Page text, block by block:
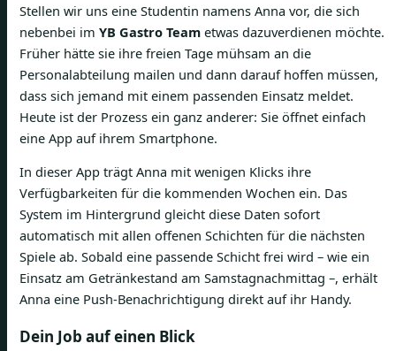
Stellen wir uns eine Studentin namens Anna vor, die sich
nebenbei im YB Gastro Team etwas dazuverdienen möchte.
Früher hätte sie ihre freien Tage mühsam an die
Personalabteilung mailen und dann darauf hoffen müssen,
dass sich jemand mit einem passenden Einsatz meldet.
Heute ist der Prozess ein ganz anderer: Sie öffnet einfach
eine App auf ihrem Smartphone.
In dieser App trägt Anna mit wenigen Klicks ihre
Verfügbarkeiten für die kommenden Wochen ein. Das
System im Hintergrund gleicht diese Daten sofort
automatisch mit allen offenen Schichten für die nächsten
Spiele ab. Sobald eine passende Schicht frei wird – wie ein
Einsatz am Getränkestand am Samstagnachmittag –, erhält
Anna eine Push-Benachrichtigung direkt auf ihr Handy.
Dein Job auf einen Blick